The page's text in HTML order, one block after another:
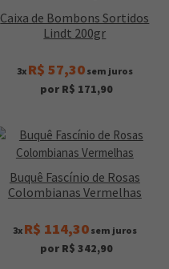
Caixa de Bombons Sortidos
Lindt 200gr
3x R$ 57,30sem juros
por R$ 171,90
Buquê Fascínio de Rosas
Colombianas Vermelhas
3x R$ 114,30sem juros
por R$ 342,90